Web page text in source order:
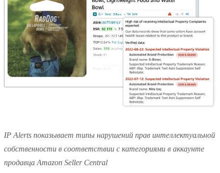
IP Alerts показывает типы нарушений прав интеллектуальной
собственности в соответствии с категориями в аккаунте
продавца Amazon Seller Central